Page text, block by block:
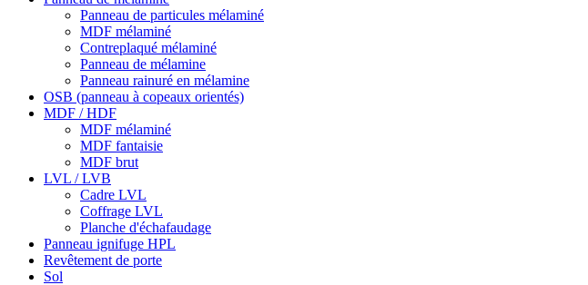
Panneau de particules mélaminé
MDF mélaminé
Contreplaqué mélaminé
Panneau de mélamine
Panneau rainuré en mélamine
OSB (panneau à copeaux orientés)
MDF / HDF
MDF mélaminé
MDF fantaisie
MDF brut
LVL / LVB
Cadre LVL
Coffrage LVL
Planche d'échafaudage
Panneau ignifuge HPL
Revêtement de porte
Sol